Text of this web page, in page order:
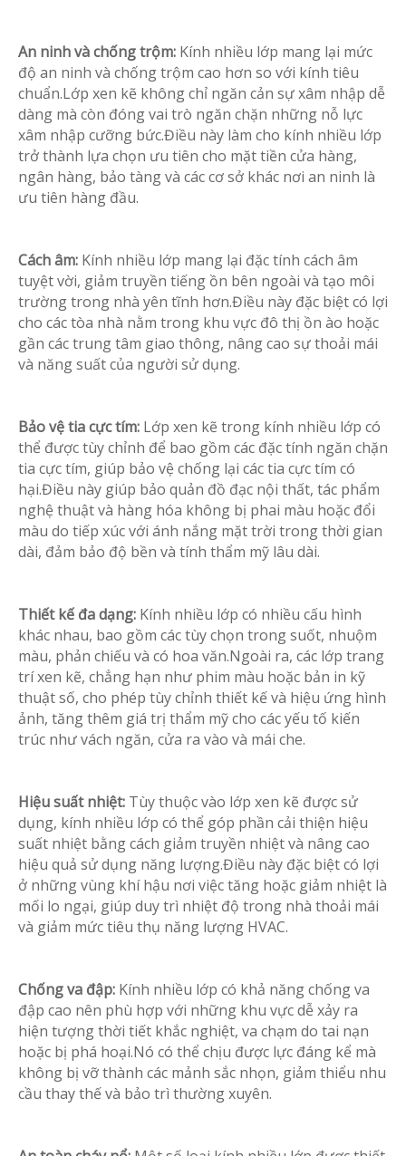
An ninh và chống trộm: Kính nhiều lớp mang lại mức
độ an ninh và chống trộm cao hơn so với kính tiêu
chuẩn.Lớp xen kẽ không chỉ ngăn cản sự xâm nhập dễ
dàng mà còn đóng vai trò ngăn chặn những nỗ lực
xâm nhập cưỡng bức.Điều này làm cho kính nhiều lớp
trở thành lựa chọn ưu tiên cho mặt tiền cửa hàng,
ngân hàng, bảo tàng và các cơ sở khác nơi an ninh là
ưu tiên hàng đầu.
Cách âm: Kính nhiều lớp mang lại đặc tính cách âm
tuyệt vời, giảm truyền tiếng ồn bên ngoài và tạo môi
trường trong nhà yên tĩnh hơn.Điều này đặc biệt có lợi
cho các tòa nhà nằm trong khu vực đô thị ồn ào hoặc
gần các trung tâm giao thông, nâng cao sự thoải mái
và năng suất của người sử dụng.
Bảo vệ tia cực tím: Lớp xen kẽ trong kính nhiều lớp có
thể được tùy chỉnh để bao gồm các đặc tính ngăn chặn
tia cực tím, giúp bảo vệ chống lại các tia cực tím có
hại.Điều này giúp bảo quản đồ đạc nội thất, tác phẩm
nghệ thuật và hàng hóa không bị phai màu hoặc đổi
màu do tiếp xúc với ánh nắng mặt trời trong thời gian
dài, đảm bảo độ bền và tính thẩm mỹ lâu dài.
Thiết kế đa dạng: Kính nhiều lớp có nhiều cấu hình
khác nhau, bao gồm các tùy chọn trong suốt, nhuộm
màu, phản chiếu và có hoa văn.Ngoài ra, các lớp trang
trí xen kẽ, chẳng hạn như phim màu hoặc bản in kỹ
thuật số, cho phép tùy chỉnh thiết kế và hiệu ứng hình
ảnh, tăng thêm giá trị thẩm mỹ cho các yếu tố kiến ​​
trúc như vách ngăn, cửa ra vào và mái che.
Hiệu suất nhiệt: Tùy thuộc vào lớp xen kẽ được sử
dụng, kính nhiều lớp có thể góp phần cải thiện hiệu
suất nhiệt bằng cách giảm truyền nhiệt và nâng cao
hiệu quả sử dụng năng lượng.Điều này đặc biệt có lợi
ở những vùng khí hậu nơi việc tăng hoặc giảm nhiệt là
mối lo ngại, giúp duy trì nhiệt độ trong nhà thoải mái
và giảm mức tiêu thụ năng lượng HVAC.
Chống va đập: Kính nhiều lớp có khả năng chống va
đập cao nên phù hợp với những khu vực dễ xảy ra
hiện tượng thời tiết khắc nghiệt, va chạm do tai nạn
hoặc bị phá hoại.Nó có thể chịu được lực đáng kể mà
không bị vỡ thành các mảnh sắc nhọn, giảm thiểu nhu
cầu thay thế và bảo trì thường xuyên.